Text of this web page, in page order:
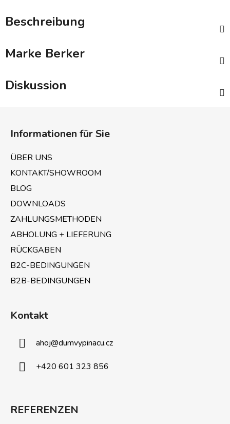
Beschreibung
Marke Berker
Diskussion
Informationen für Sie
ÜBER UNS
KONTAKT/SHOWROOM
BLOG
DOWNLOADS
ZAHLUNGSMETHODEN
ABHOLUNG + LIEFERUNG
RÜCKGABEN
B2C-BEDINGUNGEN
B2B-BEDINGUNGEN
Kontakt
ahoj@dumvypinacu.cz
+420 601 323 856
REFERENZEN